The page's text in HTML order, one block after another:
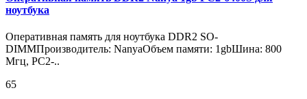
ноутбука
Оперативная память для ноутбука DDR2 SO-
DIMMПроизводитель: NanyaОбъем памяти: 1gbШина: 800
Мгц, PC2-..
65